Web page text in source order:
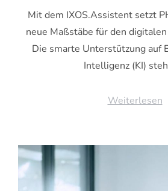
Mit dem IXOS.Assistent setzt
neue Maßstäbe für den
Die smarte Unterstützung auf
Intelligenz (KI)
Weiterlesen